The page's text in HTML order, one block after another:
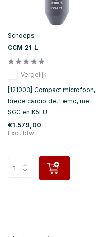
Schoeps
CCM 21 L
Vergelijk
[121003] Compact microfoon,
brede cardioïde, Lemo, met
SGC en K5LU.
€1.579,00
Excl. btw